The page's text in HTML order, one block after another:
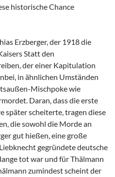
historische Chance
Erzberger, der 1918 die
Statt den
der einer Kapitulation
in ähnlichen Umständen
Mischpoke wie
Daran, dass die erste
später scheiterte, tragen diese
die sowohl die Morde an
gut hießen, eine große
gegründete deutsche
tot war und für Thälmann
zumindest scheint der